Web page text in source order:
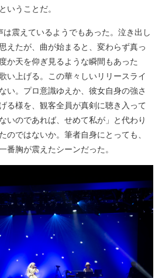
いうことだ。
震えているようでもあった。泣き出し
えたが、曲が始まると、変わらず真っ
か天を仰ぎ見るような瞬間もあった
い上げる。この華々しいリリースライ
い。プロ意識ゆえか、彼女自身の強さ
る様を、観客全員が真剣に聴き入って
いのであれば、せめて私が」と代わり
のではないか。筆者自身にとっても、
番胸が震えたシーンだった。